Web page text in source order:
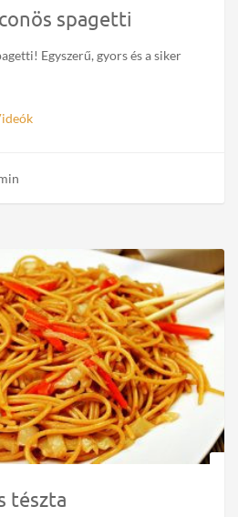
spagetti
Egyszerű, gyors és a siker
tészta